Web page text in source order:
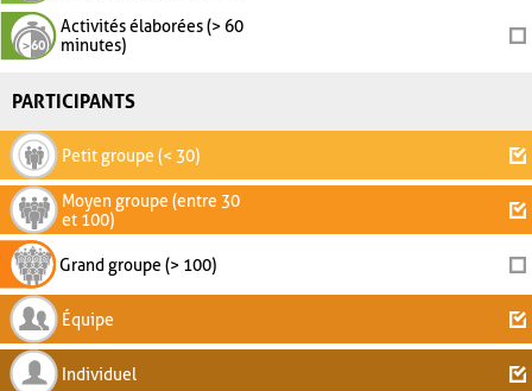
Activités élaborées (> 60
minutes)
PARTICIPANTS
Petit groupe (< 30)
Moyen groupe (entre 30
et 100)
Grand groupe (> 100)
Équipe
Individuel